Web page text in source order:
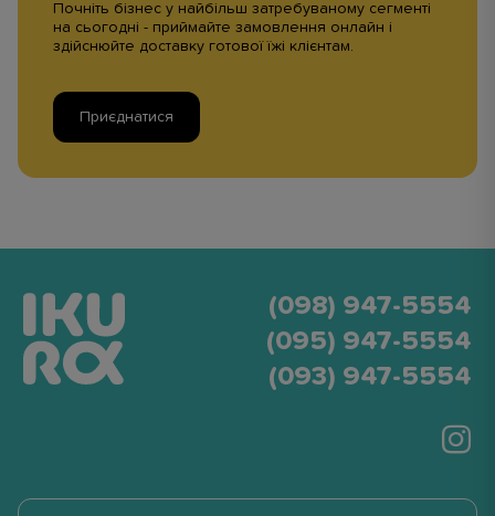
Почніть бізнес у найбільш затребуваному сегменті
на сьогодні - приймайте замовлення онлайн і
здійснюйте доставку готової їжі клієнтам.
Приєднатися
(098) 947-5554
(095) 947-5554
(093) 947-5554